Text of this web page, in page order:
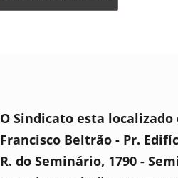
O Sindicato esta localizado
Francisco Beltrão - Pr.
R. do Seminário, 1790 -